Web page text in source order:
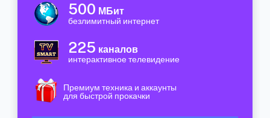
500 МБит
безлимитный интернет
225 каналов
интерактивное телевидение
Премиум техника и аккаунты
для быстрой прокачки